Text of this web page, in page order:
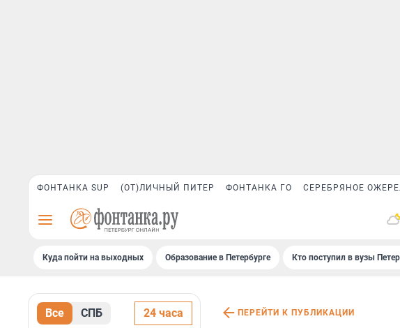
ФОНТАНКА SUP (ОТ)ЛИЧНЫЙ ПИТЕР ФОНТАНКА ГО СЕРЕБРЯНОЕ
Куда пойти на выходных Образование в Петербурге Кто поступил в вузы
Все СПБ 24 часа ПЕРЕЙТИ К ПУБЛИКАЦИИ